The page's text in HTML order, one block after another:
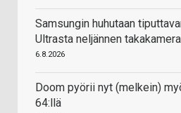
Samsungin huhutaan
Ultrasta neljännen
6.8.2026
Doom pyörii nyt (melkein)
64:llä